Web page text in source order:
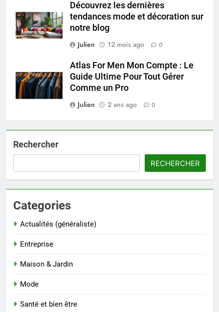
Découvrez les dernières
tendances mode et décoration sur
notre blog
Julien
12 mois ago 0
Atlas For Men Mon Compte : Le
Guide Ultime Pour Tout Gérer
Comme un Pro
Julien
2 ans ago 0
Rechercher
RECHERCHER
Categories
Actualités (généraliste)
Entreprise
Maison & Jardin
Mode
Santé et bien être